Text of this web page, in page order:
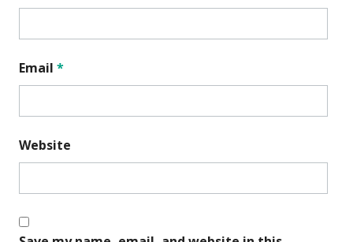
Email *
Website